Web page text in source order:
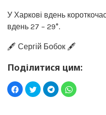
У Харкові вдень
вдень 27 – 29°.
🖋️ Сергій Бобок 🖋️
Поділитися цим: